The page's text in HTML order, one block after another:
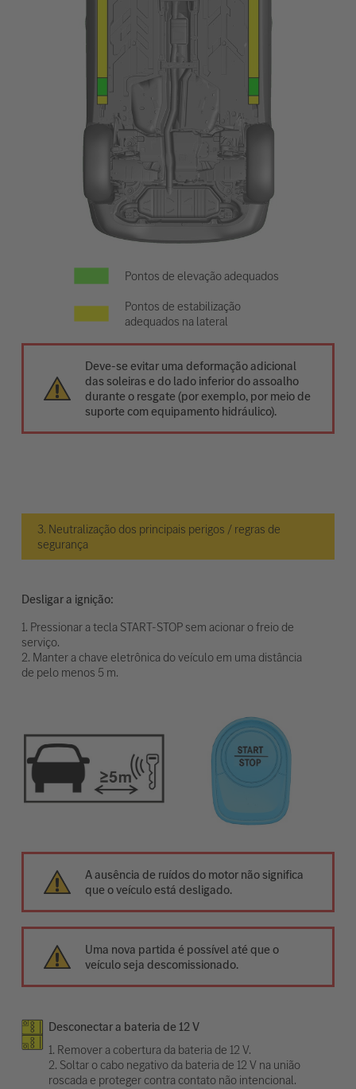
Pontos de elevação adequados
Pontos de estabilização
adequados na lateral
Deve-se evitar uma deformação adicional
das soleiras e do lado inferior do assoalho
durante o resgate (por exemplo, por meio de
suporte com equipamento hidráulico).
3. Neutralização dos principais perigos / regras de
segurança
Desligar a ignição:
1. Pressionar a tecla START-STOP sem acionar o freio de
serviço.
2. Manter a chave eletrônica do veículo em uma distância
de pelo menos 5 m.
A ausência de ruídos do motor não significa
que o veículo está desligado.
Uma nova partida é possível até que o
veículo seja descomissionado.
Desconectar a bateria de 12 V
1. Remover a cobertura da bateria de 12 V.
2. Soltar o cabo negativo da bateria de 12 V na união
roscada e proteger contra contato não intencional.